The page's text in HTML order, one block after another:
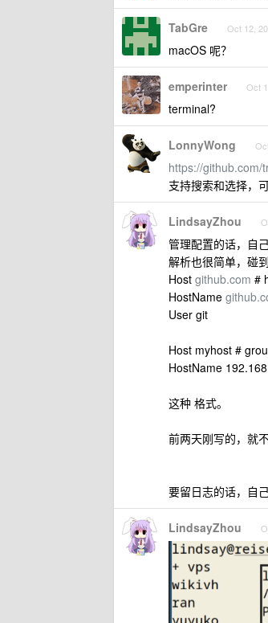
TabGre Oct 12,
macOS 呢？
emperinter Oct
terminal?
LonnyWong
https://github.com/
支持搜索和选择，
LindsayZhou
管理配置的话，自
解析也很简单，碰
Host github.com #
HostName
User git
Host myhost #
HostName
这种 格式。
前两天刚写的，就
要留日志的话，自
LindsayZhou